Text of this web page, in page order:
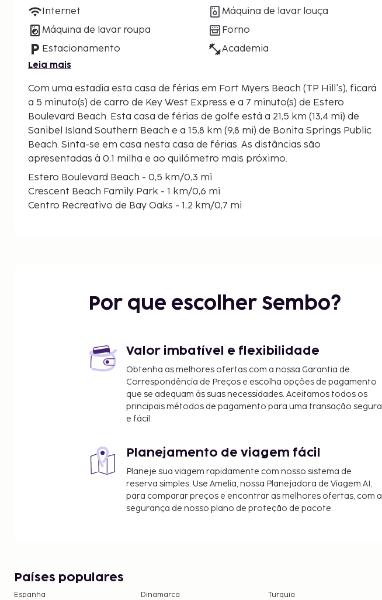
Internet
Máquina de lavar roupa
Estacionamento
Máquina de lavar louça
Forno
Academia
Leia mais
Com uma estadia esta casa de férias em Fort Myers Beach (TP Hill's), ficará
a 5 minuto(s) de carro de Key West Express e a 7 minuto(s) de Estero
Boulevard Beach. Esta casa de férias de golfe está a 21,5 km (13,4 mi) de
Sanibel Island Southern Beach e a 15,8 km (9,8 mi) de Bonita Springs Public
Beach. Sinta-se em casa nesta casa de férias. As distâncias são
apresentadas à 0,1 milha e ao quilómetro mais próximo.
Estero Boulevard Beach - 0,5 km/0,3 mi
Crescent Beach Family Park - 1 km/0,6 mi
Centro Recreativo de Bay Oaks - 1,2 km/0,7 mi
Key West Express - 2,9 km/1,8 mi
Estero Bay Preserve State Park - 3,7 km/2,3 mi
Jungle Golf Ft. Myers - 4,8 km/3 mi
Beach Bowl - 5 km/3,1 mi
O aeroporto principal mais próximo é o de Fort Myers, Florida (RSW-
Aeroporto Internacional de Southwest Florida) - 33 km/20,5 mi
Por que escolher Sembo?
Valor imbatível e flexibilidade
Obtenha as melhores ofertas com a nossa Garantia de
Correspondência de Preços e escolha opções de pagamento
que se adequam às suas necessidades. Aceitamos todos os
principais métodos de pagamento para uma transação segura
e fácil.
Planejamento de viagem fácil
Planeje sua viagem rapidamente com nosso sistema de
reserva simples. Use Amelia, nossa Planejadora de Viagem AI,
para comparar preços e encontrar as melhores ofertas, com a
segurança de nosso plano de proteção de pacote.
Países populares
Espanha Dinamarca
Turquia